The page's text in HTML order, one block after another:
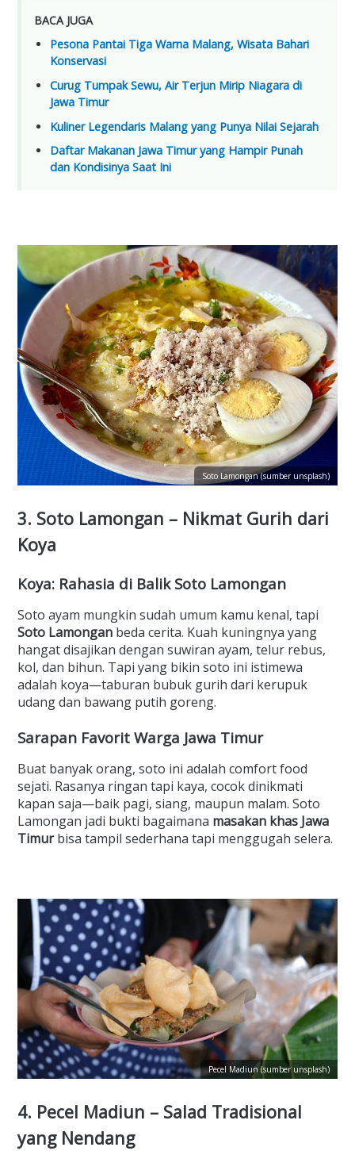
BACA JUGA
Pesona Pantai Tiga Warna Malang, Wisata Bahari
Konservasi
Curug Tumpak Sewu, Air Terjun Mirip Niagara di
Jawa Timur
Kuliner Legendaris Malang yang Punya Nilai Sejarah
Daftar Makanan Jawa Timur yang Hampir Punah
dan Kondisinya Saat Ini
Soto Lamongan (sumber unsplash)
3. Soto Lamongan – Nikmat Gurih dari
Koya
Koya: Rahasia di Balik Soto Lamongan
Soto ayam mungkin sudah umum kamu kenal, tapi
Soto Lamongan beda cerita. Kuah kuningnya yang
hangat disajikan dengan suwiran ayam, telur rebus,
kol, dan bihun. Tapi yang bikin soto ini istimewa
adalah koya—taburan bubuk gurih dari kerupuk
udang dan bawang putih goreng.
Sarapan Favorit Warga Jawa Timur
Buat banyak orang, soto ini adalah comfort food
sejati. Rasanya ringan tapi kaya, cocok dinikmati
kapan saja—baik pagi, siang, maupun malam. Soto
Lamongan jadi bukti bagaimana masakan khas Jawa
Timurbisa tampil sederhana tapi menggugah selera.
Pecel Madiun (sumber unsplash)
4. Pecel Madiun – Salad Tradisional
yang Nendang